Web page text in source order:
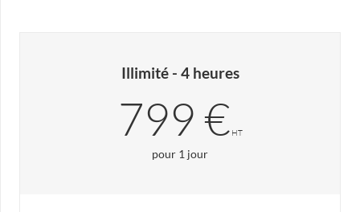
Illimité - 4 heures
799 €HT
pour 1 jour